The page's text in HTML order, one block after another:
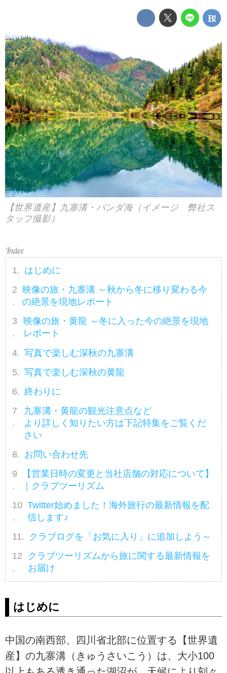
【世界遺産】九寨溝・パンダ海（イメージ 弊社ス
タッフ撮影）
はじめに
映像の旅・九寨溝 ～秋から冬に移り変わる今
の絶景を現地レポート
映像の旅・黄龍 ～冬に入った今の絶景を現地
レポート
写真で楽しむ深秋の九寨溝
写真で楽しむ深秋の黄龍
終わりに
九寨溝・黄龍の観光注意点など
より詳しく知りたい方は下記特集をご覧くだ
さい
お問い合わせ先
【営業日時の変更と当社店舗の対応について】
｜クラブツーリズム
Twitter始めました！海外旅行の最新情報を配
信します♪
クラブログを「お気に入り」に追加しよう～
クラブツーリズムから旅に関する最新情報を
お届け
はじめに
中国の南西部、四川省北部に位置する【世界遺
産】の九寨溝（きゅうさいこう）は、大小100